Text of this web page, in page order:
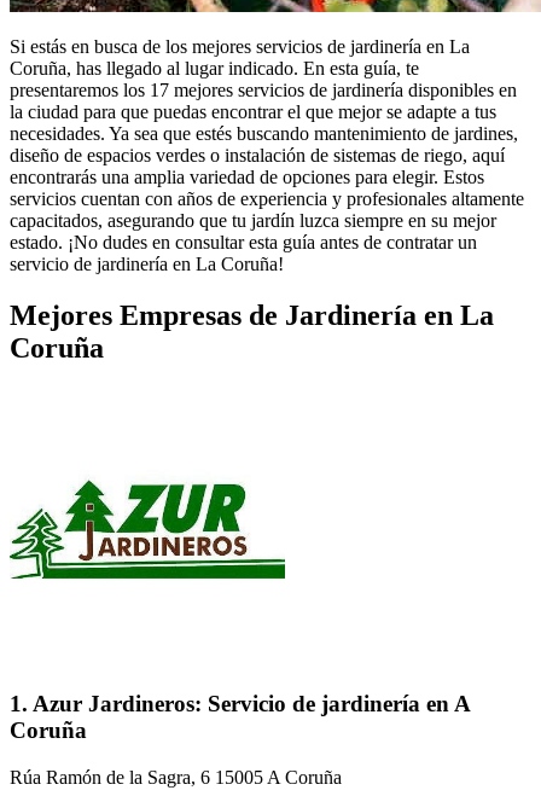
Si estás en busca de los mejores servicios de jardinería en La
Coruña, has llegado al lugar indicado. En esta guía, te
presentaremos los 17 mejores servicios de jardinería disponibles en
la ciudad para que puedas encontrar el que mejor se adapte a tus
necesidades. Ya sea que estés buscando mantenimiento de jardines,
diseño de espacios verdes o instalación de sistemas de riego, aquí
encontrarás una amplia variedad de opciones para elegir. Estos
servicios cuentan con años de experiencia y profesionales altamente
capacitados, asegurando que tu jardín luzca siempre en su mejor
estado. ¡No dudes en consultar esta guía antes de contratar un
servicio de jardinería en La Coruña!
Mejores Empresas de Jardinería en La
Coruña
1. Azur Jardineros: Servicio de jardinería en A
Coruña
Rúa Ramón de la Sagra, 6 15005 A Coruña